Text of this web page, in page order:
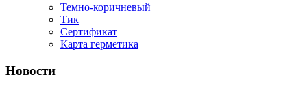
Темно-коричневый
Тик
Сертификат
Карта герметика
Новости